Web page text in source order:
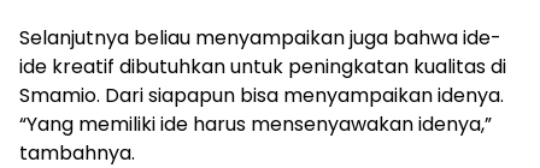
Selanjutnya beliau menyampaikan juga bahwa ide-
ide kreatif dibutuhkan untuk peningkatan kualitas di
Smamio. Dari siapapun bisa menyampaikan idenya.
“Yang memiliki ide harus mensenyawakan idenya,”
tambahnya.